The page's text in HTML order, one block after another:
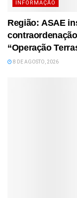
INFORMAÇÃO
Região: ASAE
“Operação
8 DE AGOSTO, 2026